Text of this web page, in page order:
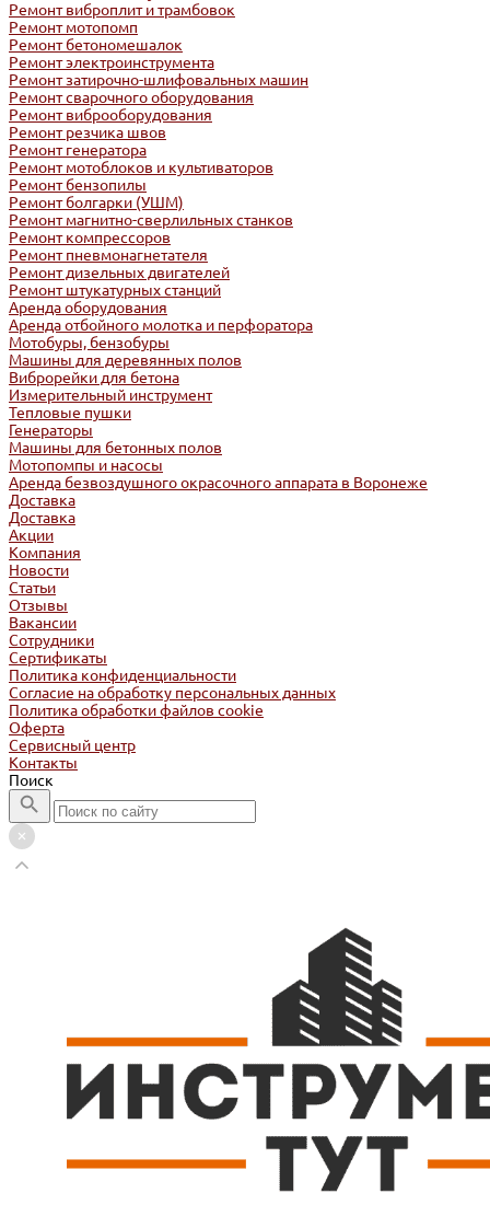
Ремонт виброплит и трамбовок
Ремонт мотопомп
Ремонт бетономешалок
Ремонт электроинструмента
Ремонт затирочно-шлифовальных машин
Ремонт сварочного оборудования
Ремонт виброоборудования
Ремонт резчика швов
Ремонт генератора
Ремонт мотоблоков и культиваторов
Ремонт бензопилы
Ремонт болгарки (УШМ)
Ремонт магнитно-сверлильных станков
Ремонт компрессоров
Ремонт пневмонагнетателя
Ремонт дизельных двигателей
Ремонт штукатурных станций
Аренда оборудования
Аренда отбойного молотка и перфоратора
Мотобуры, бензобуры
Машины для деревянных полов
Виброрейки для бетона
Измерительный инструмент
Тепловые пушки
Генераторы
Машины для бетонных полов
Мотопомпы и насосы
Аренда безвоздушного окрасочного аппарата в Воронеже
Доставка
Доставка
Акции
Компания
Новости
Статьи
Отзывы
Вакансии
Сотрудники
Сертификаты
Политика конфиденциальности
Согласие на обработку персональных данных
Политика обработки файлов cookie
Оферта
Сервисный центр
Контакты
Поиск